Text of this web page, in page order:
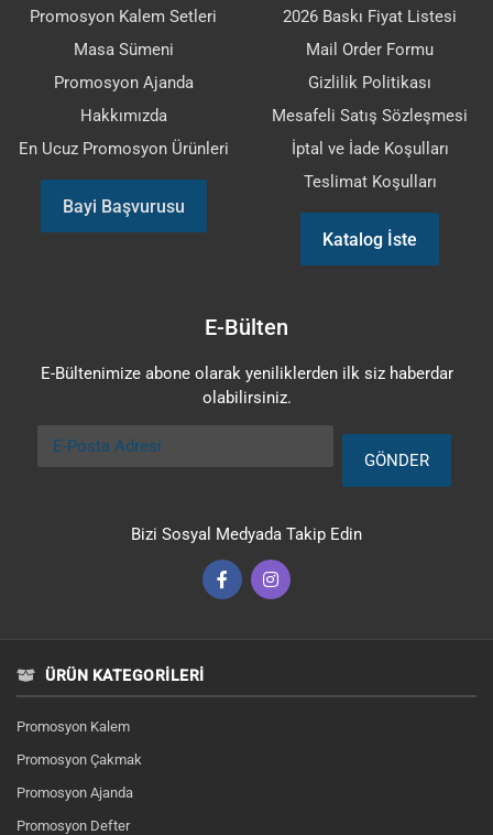
Promosyon Kalem Setleri
Masa Sümeni
Promosyon Ajanda
Hakkımızda
En Ucuz Promosyon Ürünleri
Bayi Başvurusu
2026 Baskı Fiyat Listesi
Mail Order Formu
Gizlilik Politikası
Mesafeli Satış Sözleşmesi
İptal ve İade Koşulları
Teslimat Koşulları
Katalog İste
E-Bülten
E-Bültenimize abone olarak yeniliklerden ilk siz haberdar
olabilirsiniz.
E-Posta Adresi
GÖNDER
Bizi Sosyal Medyada Takip Edin
ÜRÜN KATEGORILERI
Promosyon Kalem
Promosyon Çakmak
Promosyon Ajanda
Promosyon Defter